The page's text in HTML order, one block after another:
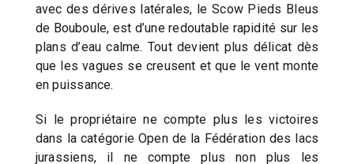
avec des dérives latérales, le Scow Pieds Bleus
de Bouboule, est d’une redoutable rapidité sur les
plans d’eau calme. Tout devient plus délicat dès
que les vagues se creusent et que le vent monte
en puissance.
Si le propriétaire ne compte plus les victoires
dans la catégorie Open de la Fédération des lacs
jurassiens, il ne compte plus non plus les